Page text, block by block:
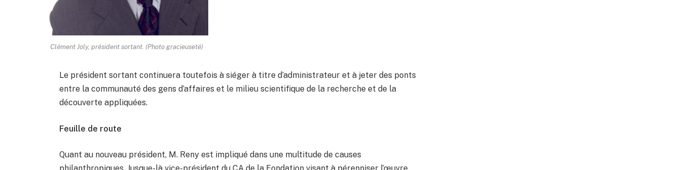
Clément Joly, président sortant. (Photo gracieuseté)
Le président sortant continuera toutefois à siéger à titre d’administrateur et à jeter des ponts
entre la communauté des gens d’affaires et le milieu scientifique de la recherche et de la
découverte appliquées.
Feuille de route
Quant au nouveau président, M. Reny est impliqué dans une multitude de causes